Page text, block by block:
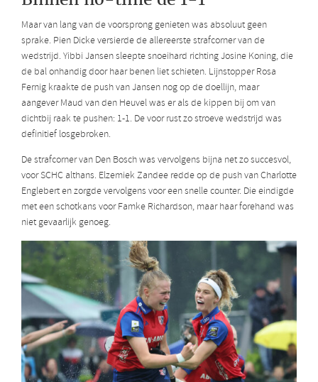
Maar van lang van de voorsprong genieten was absoluut geen
sprake. Pien Dicke versierde de allereerste strafcorner van de
wedstrijd. Yibbi Jansen sleepte snoeihard richting Josine Koning, die
de bal onhandig door haar benen liet schieten. Lijnstopper Rosa
Fernig kraakte de push van Jansen nog op de doellijn, maar
aangever Maud van den Heuvel was er als de kippen bij om van
dichtbij raak te pushen: 1-1. De voor rust zo stroeve wedstrijd was
definitief losgebroken.
De strafcorner van Den Bosch was vervolgens bijna net zo succesvol,
voor SCHC althans. Elzemiek Zandee redde op de push van Charlotte
Englebert en zorgde vervolgens voor een snelle counter. Die eindigde
met een schotkans voor Famke Richardson, maar haar forehand was
niet gevaarlijk genoeg.